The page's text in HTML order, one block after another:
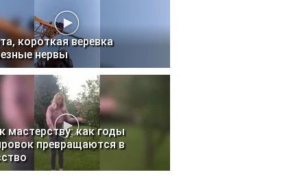
короткая веревка
нервы
мастерству: как годы
превращаются в